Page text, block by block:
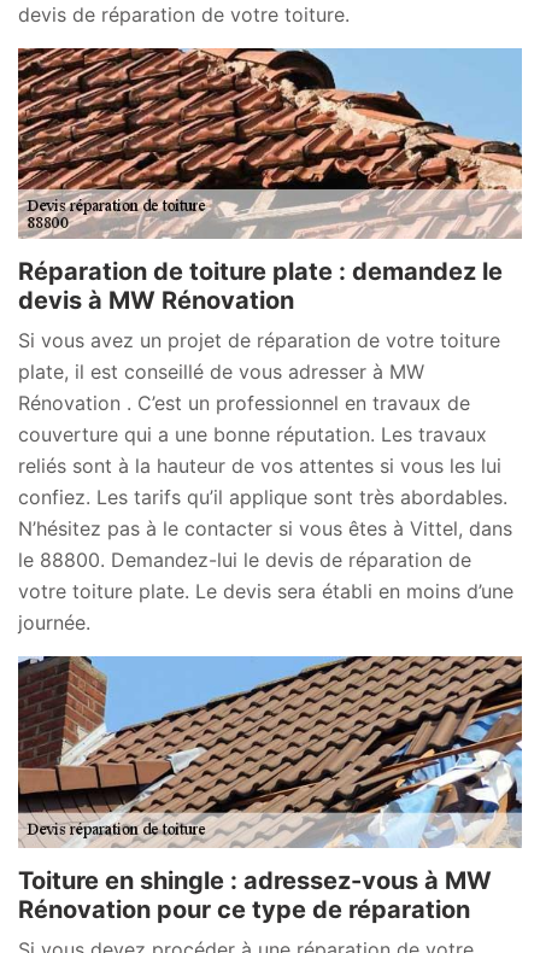
devis de réparation de votre toiture.
Réparation de toiture plate : demandez le
devis à MW Rénovation
Si vous avez un projet de réparation de votre toiture
plate, il est conseillé de vous adresser à MW
Rénovation . C’est un professionnel en travaux de
couverture qui a une bonne réputation. Les travaux
reliés sont à la hauteur de vos attentes si vous les lui
confiez. Les tarifs qu’il applique sont très abordables.
N’hésitez pas à le contacter si vous êtes à Vittel, dans
le 88800. Demandez-lui le devis de réparation de
votre toiture plate. Le devis sera établi en moins d’une
journée.
Toiture en shingle : adressez-vous à MW
Rénovation pour ce type de réparation